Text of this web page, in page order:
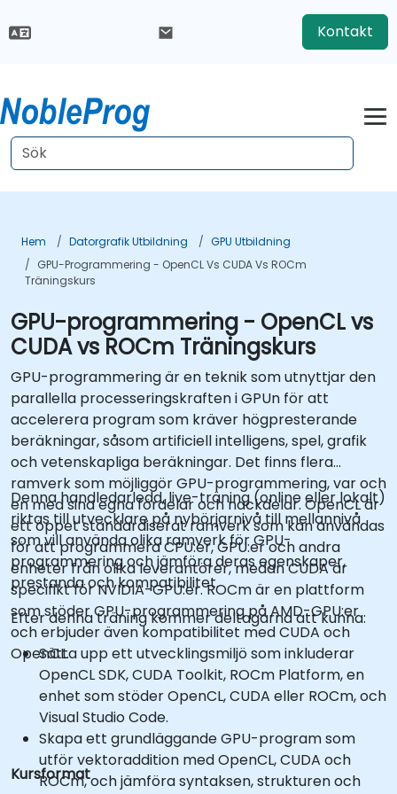
Kontakt
Hem Datorgrafik Utbildning
GPU Utbildning
GPU-Programmering - OpenCL Vs CUDA Vs ROCm
Träningskurs
GPU-programmering - OpenCL vs
CUDA vs ROCm Träningskurs
GPU-programmering är en teknik som utnyttjar den
parallella processeringskraften i GPUn för att
accelerera program som kräver högpresterande
beräkningar, såsom artificiell intelligens, spel, grafik
och vetenskapliga beräkningar. Det finns flera
ramverk som möjliggör GPU-programmering, var och
en med sina egna fördelar och nackdelar. OpenCL är
ett öppet standardiserat ramverk som kan användas
för att programmera CPU:er, GPU:er och andra
enheter från olika leverantörer, medan CUDA är
specifikt för NVIDIA-GPU:er. ROCm är en plattform
som stöder GPU-programmering på AMD-GPU:er
och erbjuder även kompatibilitet med CUDA och
OpenCL.
Denna handledarledd, live-träning (online eller lokalt)
riktas till utvecklare på nybörjarnivå till mellannivå
som vill använda olika ramverk för GPU-
programmering och jämföra deras egenskaper,
prestanda och kompatibilitet.
Efter denna träning kommer deltagarna att kunna:
Sätta upp ett utvecklingsmiljö som inkluderar
OpenCL SDK, CUDA Toolkit, ROCm Platform, en
enhet som stöder OpenCL, CUDA eller ROCm, och
Visual Studio Code.
Skapa ett grundläggande GPU-program som
utför vektoraddition med OpenCL, CUDA och
ROCm, och jämföra syntaksen, strukturen och
Kursformat